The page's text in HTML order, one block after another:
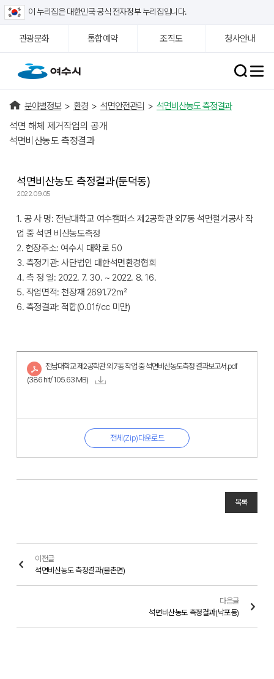
이 누리집은 대한민국 공식 전자정부 누리집입니다.
관광문화 통합예약 조직도 청사안내
분야별정보 > 환경 > 석면안전관리 > 석면비산농도 측정결과
석면 해체 제거작업의 공개
석면비산농도 측정결과
석면비산농도 측정결과(둔덕동)
2022.09.05
1. 공 사 명: 전남대학교 여수캠퍼스 제2공학관 외7동 석면철거공사 작
업 중 석면 비산농도측정
2. 현장주소: 여수시 대학로 50
3. 측정기관: 사단법인 대한석면환경협회
4. 측 정 일: 2022. 7. 30. ~ 2022. 8. 16.
5. 작업면적: 천장재 2691.72㎡
6. 측정결과: 적합(0.01f/cc 미만)
전남대학교 제2공학관 외 7동 작업 중 석면비산농도측정 결과보고서.pdf
(386 hit/ 105.63 MB)
전체(Zip)다운로드
목록
이전글
석면비산농도 측정결과(율촌면)
다음글
석면비산농도 측정결과(낙포동)